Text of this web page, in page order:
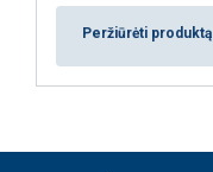
Peržiūrėti produktą